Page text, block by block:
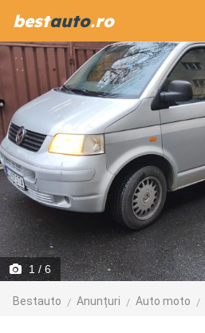
bestauto.ro
1 / 6
Bestauto Anunțuri Auto moto